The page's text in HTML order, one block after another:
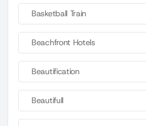
Basketball Train
Beachfront Hotels
Beautification
Beautifull